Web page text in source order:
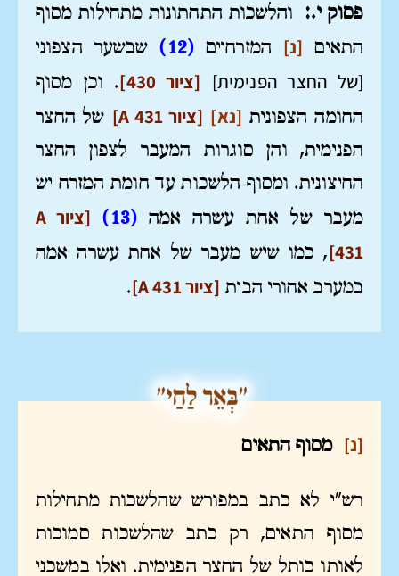
פסוק י’:והלשכות התחתונות מתחילות מסוף
התאים [נ] המזרחיים(12) שבשער הצפוני
[של החצר הפנימית] [ציור 430]
. וכן מסוף
החומה הצפונית [נא] [ציור A 431]
של החצר
הפנימית, והן סוגרות המעבר לצפון החצר
החיצונית. ומסוף הלשכות עד חומת המזרח יש
מעבר של אחת עשרה אמה(13)
[ציור A
431] , כמו שיש מעבר של אחת עשרה אמה
במערב אחורי הבית [ציור A 431] .
[נ] מסוף התאים
רש"י לא כתב במפורש שהלשכות מתחילות
מסוף התאים, רק כתב שהלשכות סמוכות
לאותו כותל של החצר הפנימית. ואלו במשכני